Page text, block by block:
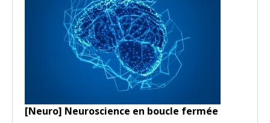
[Neuro] Neuroscience en boucle fermée